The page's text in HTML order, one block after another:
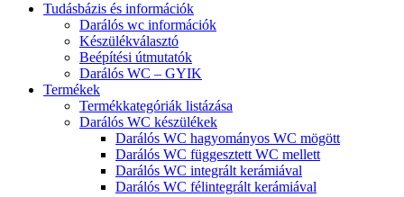
Tudásbázis és információk
Darálós wc információk
Készülékválasztó
Beépítési útmutatók
Darálós WC – GYIK
Termékek
Termékkategóriák listázása
Darálós WC készülékek
Darálós WC hagyományos WC mögött
Darálós WC függesztett WC mellett
Darálós WC integrált kerámiával
Darálós WC félintegrált kerámiával